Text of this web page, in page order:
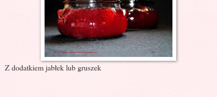
Z dodatkiem jabłek lub gruszek